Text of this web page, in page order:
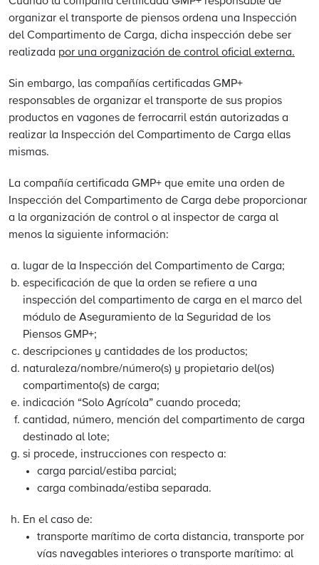
organizar el transporte de piensos ordena una Inspección
del Compartimento de Carga, dicha inspección debe ser
realizada por una organización de control oficial externa.
Sin embargo, las compañías certificadas GMP+
responsables de organizar el transporte de sus propios
productos en vagones de ferrocarril están autorizadas a
realizar la Inspección del Compartimento de Carga ellas
mismas.
La compañía certificada GMP+ que emite una orden de
Inspección del Compartimento de Carga debe proporcionar
a la organización de control o al inspector de carga al
menos la siguiente información:
lugar de la Inspección del Compartimento de Carga;
especificación de que la orden se refiere a una
inspección del compartimento de carga en el marco del
módulo de Aseguramiento de la Seguridad de los
Piensos GMP+;
descripciones y cantidades de los productos;
naturaleza/nombre/número(s) y propietario del(os)
compartimento(s) de carga;
indicación “Solo Agrícola” cuando proceda;
cantidad, número, mención del compartimento de carga
destinado al lote;
si procede, instrucciones con respecto a:
carga parcial/estiba parcial;
carga combinada/estiba separada.
En el caso de:
transporte marítimo de corta distancia, transporte por
vías navegables interiores o transporte marítimo: al